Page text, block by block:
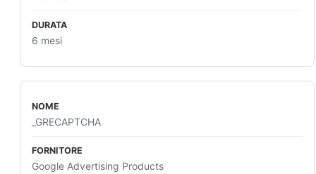
6 mesi
_GRECAPTCHA
Google Advertising Products